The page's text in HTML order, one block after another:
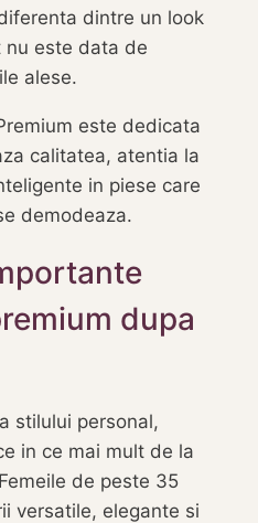
dintre un look
nu este data de
alese.
este dedicata
calitatea, atentia la
in piese care
demodeaza.
dupa
stilului personal,
in ce mai mult de la
de peste 35
versatile, elegante si